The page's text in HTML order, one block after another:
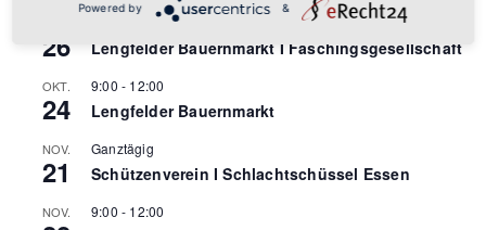
26
12:00
Lengfelder Bauernmarkt I Faschingsgesellschaft
OKT.
24
9:00 - 12:00
Lengfelder Bauernmarkt
NOV.
21
Ganztägig
Schützenverein I Schlachtschüssel Essen
NOV. 9:00 - 12:00
Powered by &